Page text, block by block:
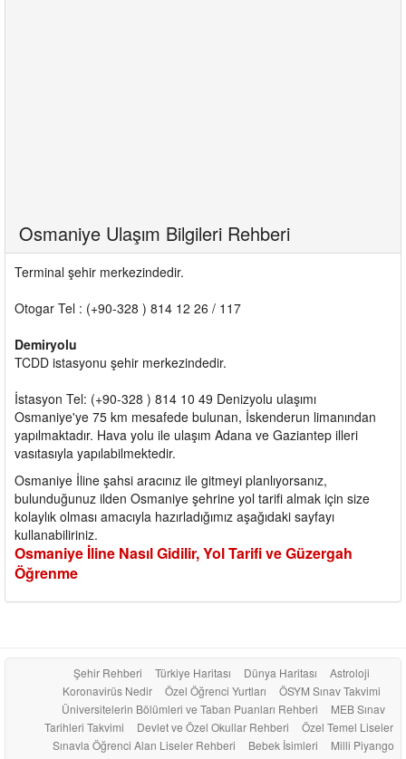
Osmaniye Ulaşım Bilgileri Rehberi
Terminal şehir merkezindedir.
Otogar Tel : (+90-328 ) 814 12 26 / 117
Demiryolu
TCDD istasyonu şehir merkezindedir.
İstasyon Tel: (+90-328 ) 814 10 49 Denizyolu ulaşımı
Osmaniye'ye 75 km mesafede bulunan, İskenderun limanından
yapılmaktadır. Hava yolu ile ulaşım Adana ve Gaziantep illeri
vasıtasıyla yapılabilmektedir.
Osmaniye İline şahsi aracınız ile gitmeyi planlıyorsanız,
bulunduğunuz ilden Osmaniye şehrine yol tarifi almak için size
kolaylık olması amacıyla hazırladığımız aşağıdaki sayfayı
kullanabiliriniz.
Osmaniye İline Nasıl Gidilir, Yol Tarifi ve Güzergah
Öğrenme
Şehir Rehberi Türkiye Haritası Dünya Haritası
Astroloji
Koronavirüs Nedir
Özel Öğrenci Yurtları
ÖSYM Sınav Takvimi
Üniversitelerin Bölümleri ve Taban Puanları Rehberi
MEB Sınav
Tarihleri Takvimi
Devlet ve Özel Okullar Rehberi
Özel Temel Liseler
Sınavla Öğrenci Alan Liseler Rehberi
Bebek İsimleri
Milli Piyango